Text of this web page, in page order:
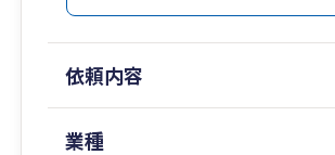
依頼内容
業種